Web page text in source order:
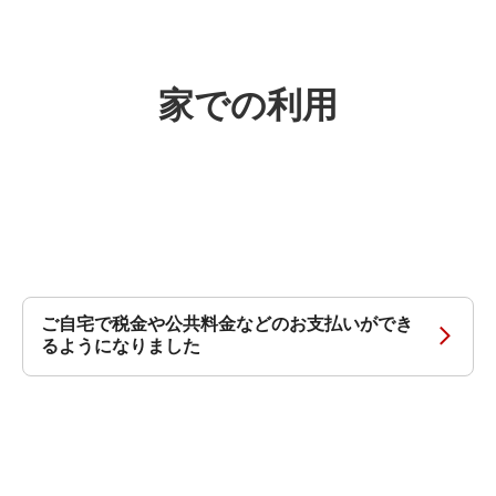
家での利用
ご自宅で税金や公共料金などのお支払いができ
るようになりました